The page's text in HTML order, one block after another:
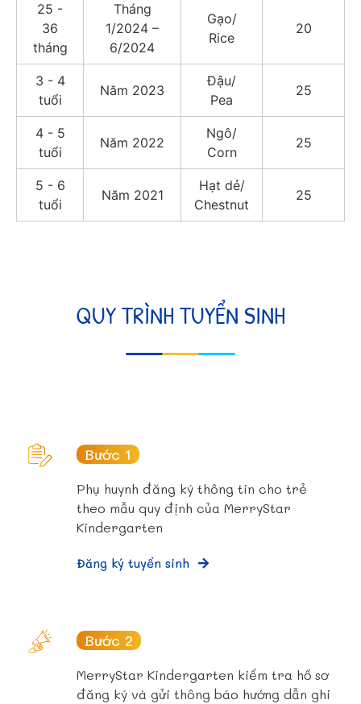
25 -
36
tháng
Tháng
1/2024 –
6/2024
Gạo/
Rice
20
3 - 4
tuổi
Năm 2023
Đậu/
Pea
25
4 - 5
tuổi
Năm 2022
Ngô/
Corn
25
5 - 6
tuổi
Năm 2021
Hạt dẻ/
Chestnut
25
QUY TRÌNH TUYỂN SINH
Bước 1
Phụ huynh đăng ký thông tin cho trẻ
theo mẫu quy định của MerryStar
Kindergarten
Đăng ký tuyển sinh
Bước 2
MerryStar Kindergarten kiểm tra hồ sơ
đăng ký và gửi thông báo hướng dẫn ghi